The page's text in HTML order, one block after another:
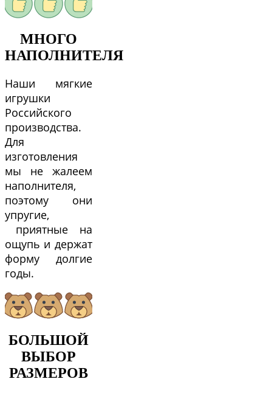
МНОГО
НАПОЛНИТЕЛЯ
Наши мягкие
игрушки
Российского
производства.
Для
изготовления
мы не жалеем
наполнителя,
поэтому они
упругие,
приятные на
ощупь и держат
форму долгие
годы.
БОЛЬШОЙ
ВЫБОР
РАЗМЕРОВ